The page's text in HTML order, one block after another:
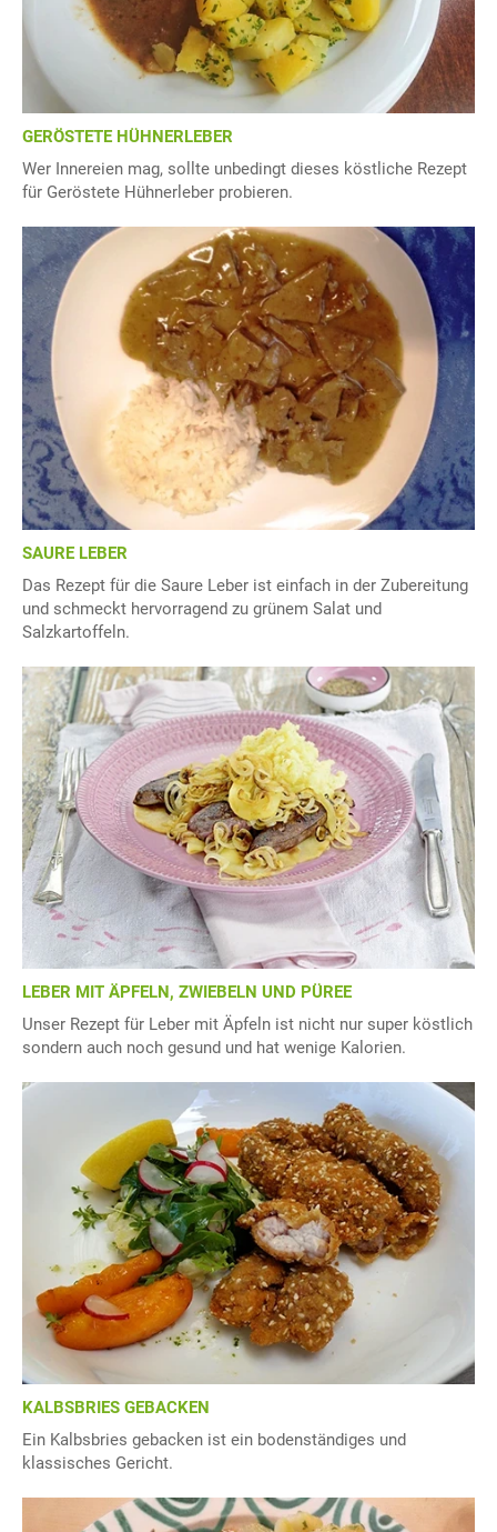
GERÖSTETE HÜHNERLEBER
Wer Innereien mag, sollte unbedingt dieses köstliche Rezept
für Geröstete Hühnerleber probieren.
SAURE LEBER
Das Rezept für die Saure Leber ist einfach in der Zubereitung
und schmeckt hervorragend zu grünem Salat und
Salzkartoffeln.
LEBER MIT ÄPFELN, ZWIEBELN UND PÜREE
Unser Rezept für Leber mit Äpfeln ist nicht nur super köstlich
sondern auch noch gesund und hat wenige Kalorien.
KALBSBRIES GEBACKEN
Ein Kalbsbries gebacken ist ein bodenständiges und
klassisches Gericht.